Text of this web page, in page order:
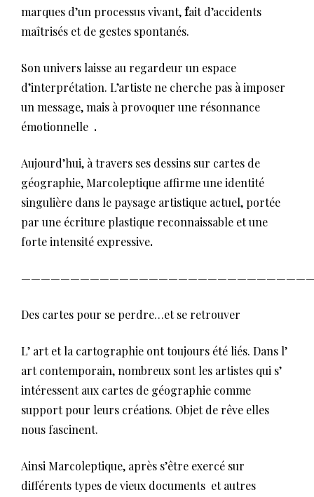
marques d’un processus vivant,fait d’accidents
maîtrisés et de gestes spontanés.
Son univers laisse au regardeur un espace
d’interprétation. L’artiste ne cherche pas à imposer
un message, mais à provoquer une résonnance
émotionnelle .
Aujourd’hui, à travers ses dessins sur cartes de
géographie, Marcoleptique affirme une identité
singulière dans le paysage artistique actuel, portée
par une écriture plastique reconnaissable et une
forte intensité expressive.
Des cartes pour se perdre…et se retrouver
L’ art et la cartographie ont toujours été liés. Dans l’
art contemporain, nombreux sont les artistes qui s’
intéressent aux cartes de géographie comme
support pour leurs créations. Objet de rêve elles
nous fascinent.
Ainsi Marcoleptique, après s’être exercé sur
différents types de vieux documents et autres